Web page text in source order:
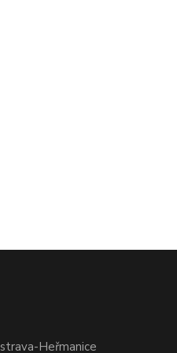
Heřmanice